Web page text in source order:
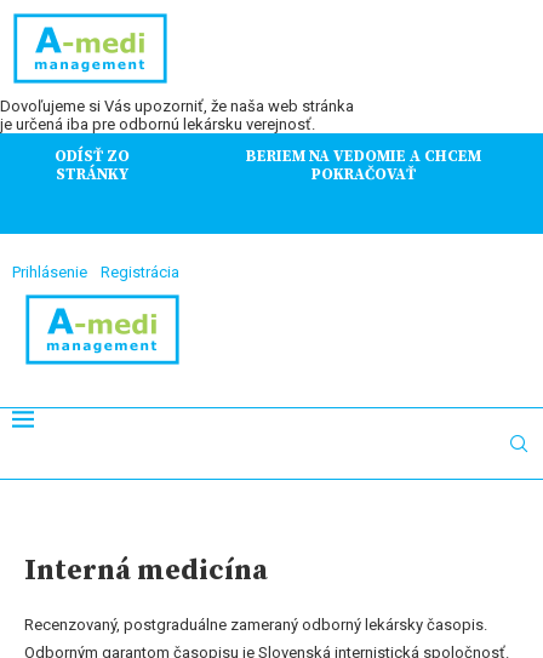
Dovoľujeme si Vás upozorniť, že naša web stránka
je určená iba pre odbornú lekársku verejnosť.
ODÍSŤ ZO
STRÁNKY
BERIEM NA VEDOMIE A CHCEM
POKRAČOVAŤ
Prihlásenie Registrácia
Interná medicína
Recenzovaný, postgraduálne zameraný odborný lekársky časopis.
Odborným garantom časopisu je Slovenská internistická spoločnosť.